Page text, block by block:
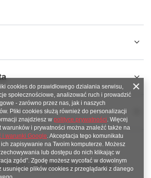
KAROlineZielonaGora
cookies do prawidłowego działania serwisu,
społecznościowe, analizować ruch i prowadzić
- zarówno przez nas, jak i naszych
Pliki cookies służą również do personalizacji
znajdziesz w polityce prywatności. Więcej
warunków i prywatności można znaleźć także na
i warunki Google. Akceptacja tego komunikatu
zapisywanie na Twoim komputerze. Możesz
lub dostępu do nich klikając w
zgód”. Zgodę możesz wycofać w dowolnym
usunięcie plików cookies z przeglądarki z danego